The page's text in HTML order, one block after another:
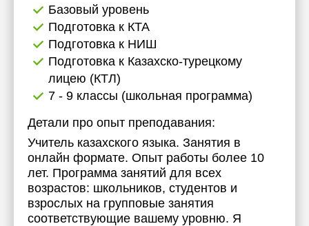
Базовый уровень
Подготовка к КТА
Подготовка к НИШ
Подготовка к Казахско-турецкому
лицею (КТЛ)
7 - 9 классы (школьная программа)
Детали про опыт преподавания:
Учитель казахского языка. Занятия в
онлайн формате. Опыт работы более 10
лет. Программа занятий для всех
возрастов: школьников, студентов и
взрослых на групповые занятия
соответствующие вашему уровню. Я